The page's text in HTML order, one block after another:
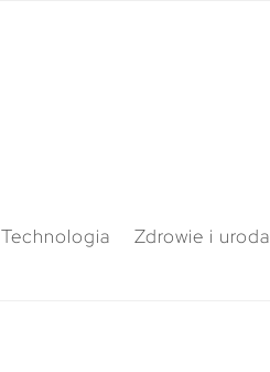
Technologia Zdrowie i uroda